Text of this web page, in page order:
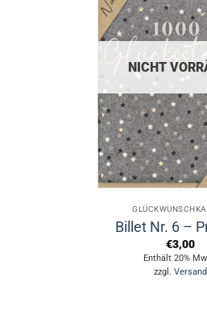
NICHT
Billet Nr. 6 –
€3,00
Enthält 20%
zzgl. Versand